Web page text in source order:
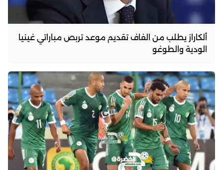
ألكاراز يطلب من الفاف تقديم موعد تربص مباراتي غينيا
الودية والطوغو